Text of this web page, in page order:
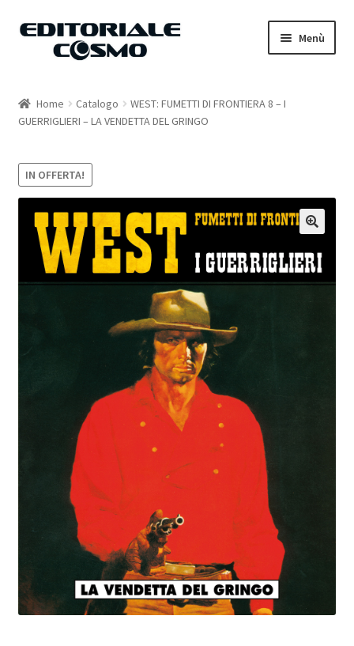
Vai
Vai
Menù
Catalogo
Carrello
Home Catalogo
WEST: FUMETTI DI FRONTIERA 8 – I
GUERRIGLIERI – LA VENDETTA DEL GRINGO
IN OFFERTA!